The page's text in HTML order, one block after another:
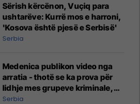
Sërish kërcënon, Vuçiq para
ushtarëve: Kurrë mos e harroni,
'Kosova është pjesë e Serbisë'
Serbia
Medenica publikon video nga
arratia - thotë se ka prova për
lidhje mes grupeve kriminale,
Vuçiqit dhe Radoiçiqit
Serbia